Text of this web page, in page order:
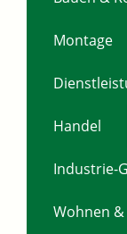
Montage
Handel
Industrie-
Wohnen